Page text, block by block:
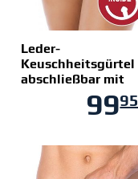
Leder-
Keuschheitsgürtel
abschließbar mit
Analplug, schwarz
9995